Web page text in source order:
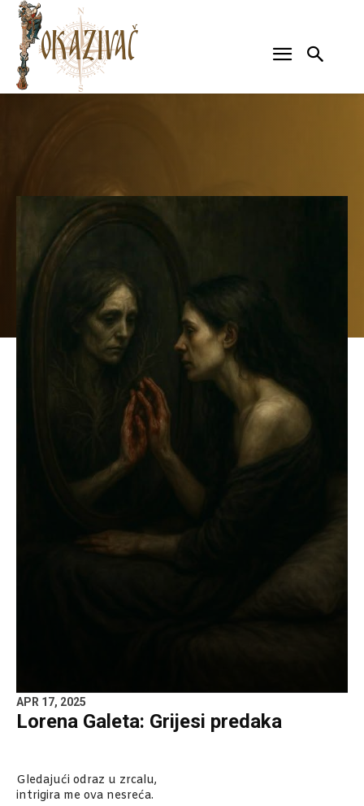
APR 17, 2025
Lorena Galeta: Grijesi predaka
Gledajući odraz u zrcalu,
intrigira me ova nesreća.